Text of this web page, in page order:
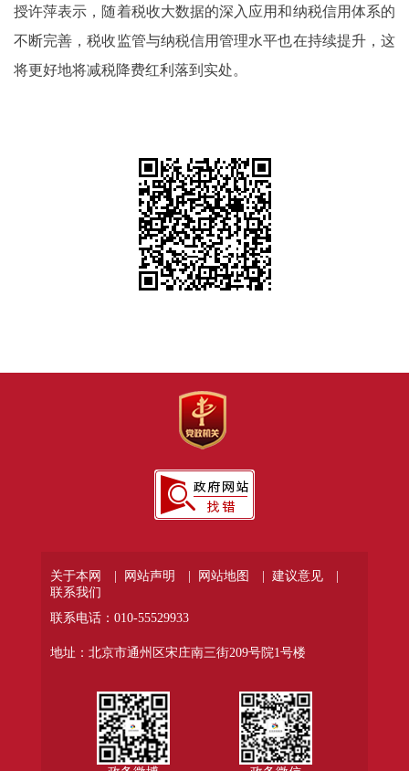
授许萍表示，随着税收大数据的深入应用和纳税信用体系的
不断完善，税收监管与纳税信用管理水平也在持续提升，这
将更好地将减税降费红利落到实处。
关于本网 | 网站声明 | 网站地图 |
建议意见 |
联系我们
联系电话：010-55529933
地址：北京市通州区宋庄南三街209号院1号楼